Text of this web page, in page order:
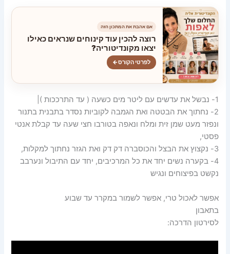
אם אהבת את המתכון הזה
רוצה להכין עוד קינוחים שנראים כאילו
יצאו מקונדיטוריה?
לפרטי הקורס←
1- נבשל את עדשים עם ליטר מים כשעה ( עד התרככות )|
2- נחתוך את הבטטה ואת הגמבה לקוביות נסדר בתבנית בתנור
ונפזר מעט שמן זית ומלח ונאפה בטורבו חצי שעה עד קבלת אנטי
פסטי,
3- נקצוץ את הבצל והכוסברה דק דק ואת הגזר נחתוך למקלות,
4- בקערה נשים יחד את כל המרכיבים, יחד עם התיבול ונערבב
נקשט בפיצוחים ונגיש
אפשר לאכול טרי, אפשר לשמור במקרר עד שבוע
בתאבון
לסירטון הדרכה: